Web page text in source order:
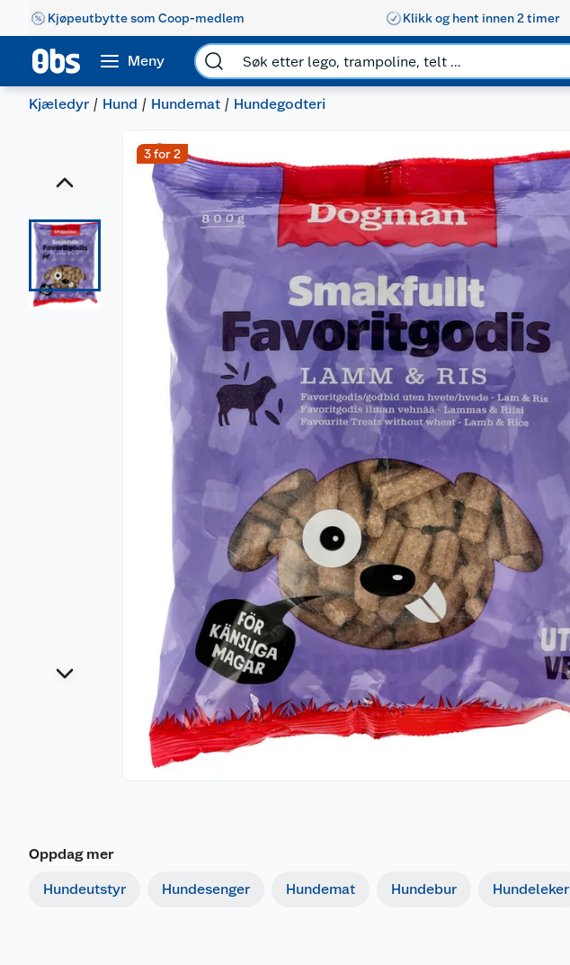
Kjøpeutbytte som Coop-medlem Klikk og hent innen 2 timer
Meny
Kjæledyr Hund Hundemat Hundegodteri
3 for 2
Oppdag mer
Hundeutstyr Hundesenger Hundemat Hundebur Hundeleker